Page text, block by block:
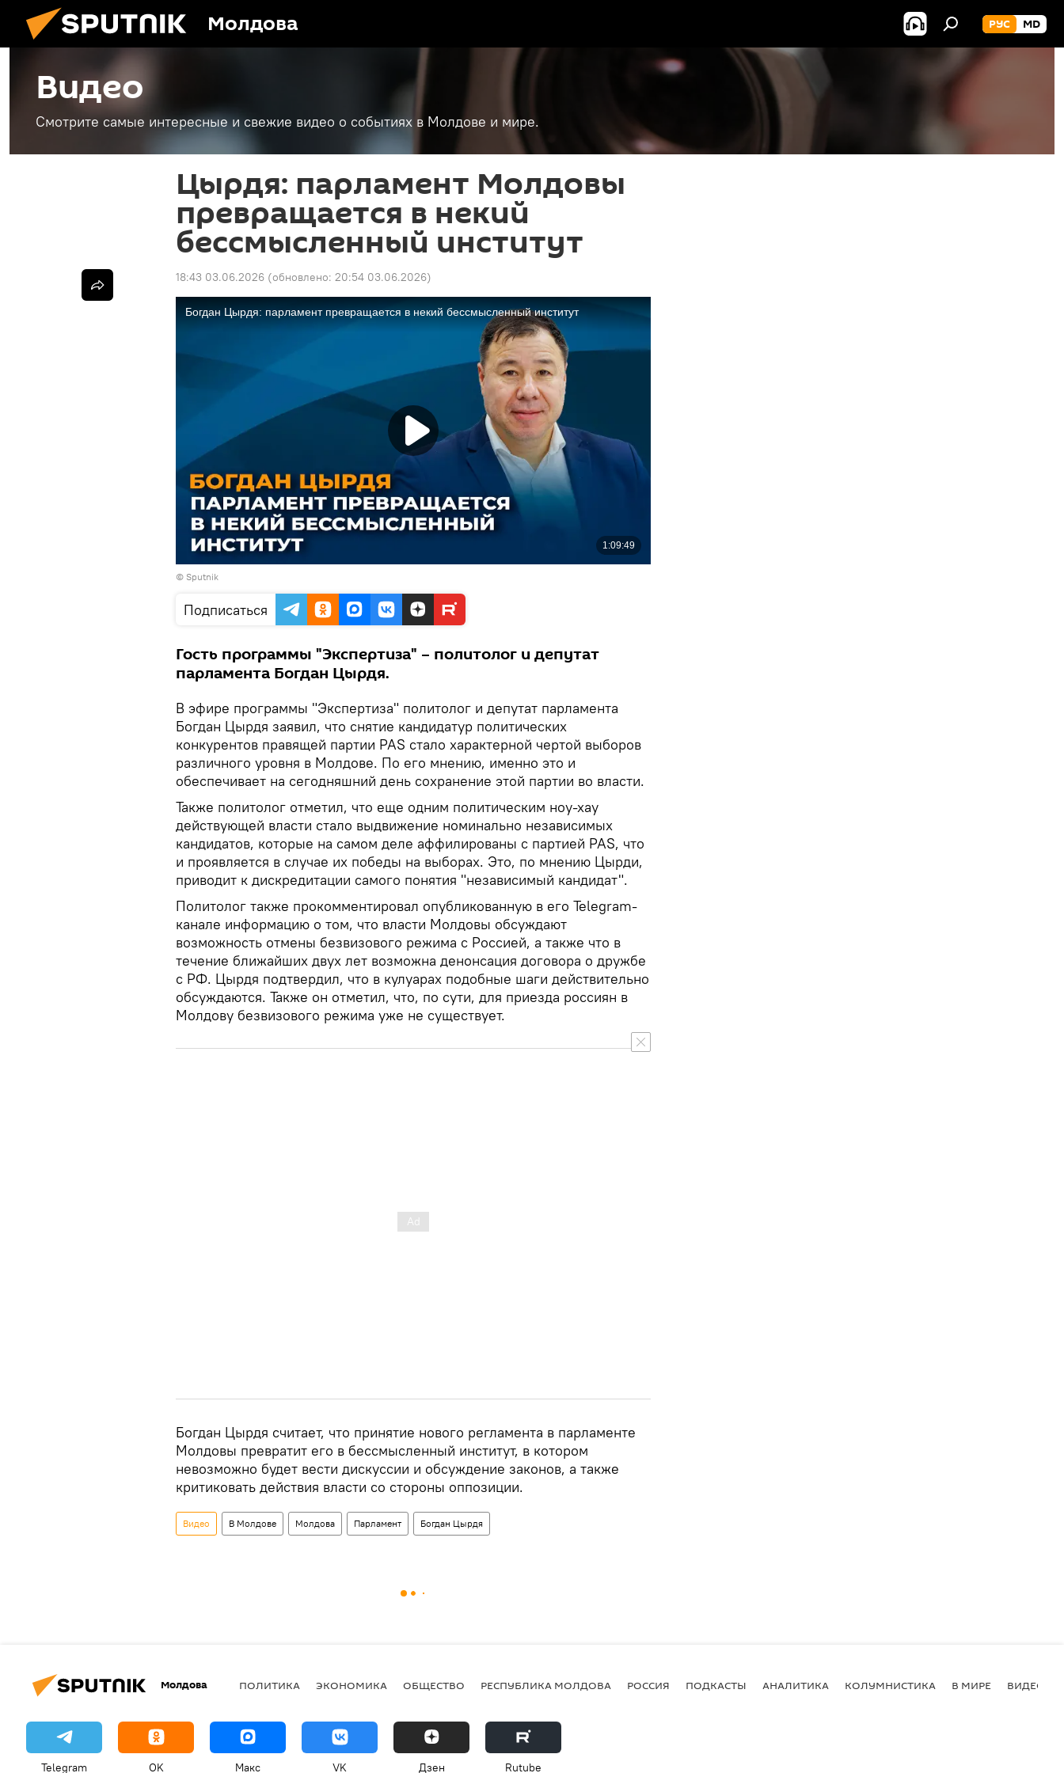
Молдова РУС MD
Видео
Смотрите самые интересные и свежие видео о событиях в Молдове и мире.
Цырдя: парламент Молдовы
превращается в некий
бессмысленный институт
18:43 03.06.2026 (обновлено: 20:54 03.06.2026)
© Sputnik
Подписаться
Гость программы "Экспертиза" – политолог и депутат
парламента Богдан Цырдя.
В эфире программы "Экспертиза" политолог и депутат парламента
Богдан Цырдя заявил, что снятие кандидатур политических
конкурентов правящей партии PAS стало характерной чертой выборов
различного уровня в Молдове. По его мнению, именно это и
обеспечивает на сегодняшний день сохранение этой партии во власти.
Также политолог отметил, что еще одним политическим ноу-хау
действующей власти стало выдвижение номинально независимых
кандидатов, которые на самом деле аффилированы с партией PAS, что
и проявляется в случае их победы на выборах. Это, по мнению Цырди,
приводит к дискредитации самого понятия "независимый кандидат".
Политолог также прокомментировал опубликованную в его Telegram-
канале информацию о том, что власти Молдовы обсуждают
возможность отмены безвизового режима с Россией, а также что в
течение ближайших двух лет возможна денонсация договора о дружбе
с РФ. Цырдя подтвердил, что в кулуарах подобные шаги действительно
обсуждаются. Также он отметил, что, по сути, для приезда россиян в
Молдову безвизового режима уже не существует.
Богдан Цырдя считает, что принятие нового регламента в парламенте
Молдовы превратит его в бессмысленный институт, в котором
невозможно будет вести дискуссии и обсуждение законов, а также
критиковать действия власти со стороны оппозиции.
Видео В Молдове Молдова Парламент Богдан Цырдя
Молдова ПОЛИТИКА ЭКОНОМИКА ОБЩЕСТВО РЕСПУБЛИКА МОЛДОВА РОССИЯ ПОДКАСТЫ АНАЛИТИКА КОЛУМНИСТИКА В МИРЕ ВИДЕО
Telegram OK Макс VK Дзен Rutube